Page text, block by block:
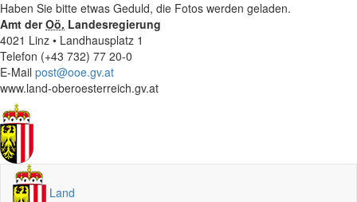
Haben Sie bitte etwas Geduld, die Fotos werden geladen.
Amt derOö. Landesregierung
4021 Linz • Landhausplatz 1
Telefon (+43 732) 77 20-0
E-Mail post@ooe.gv.at
www.land-oberoesterreich.gv.at
Land